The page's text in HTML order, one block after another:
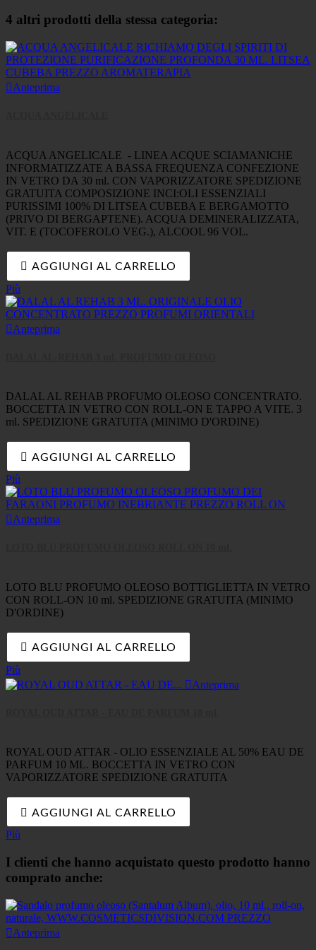
4 altri prodotti della stessa categoria:
Anteprima
ACQUA ANGELICALE - LINEA ACQUE SCIAMANICHE
INFORMATIZZATE A BASSA FREQUENZA CONFEZIONE
IN VETRO DA 30 ml. CON VAPORIZZATORE SPEDIZIONE
GRATUITA COMPOSIZIONE INCI:OLI ESSENZIALI
PURISSIMI 100% DI LITSEA CUBEBA E BERGAMOTTO
(PRIVO DI BERGAPTENE). ACQUA DEMINERALIZZATA,
VIT. E (TOCOFEROLO VEG.), ALCOOL 96 VOL.
AGGIUNGI AL CARRELLO
Più
Anteprima
DALAL AL REHAB PROFUMO OLEOSO CONCENTRATO.
BOCCETTA IN VETRO CON ROLL-ON E TAPPO A VITE. 3
ml. SPEDIZIONE GRATUITA (MINIMO D'ORDINE)
AGGIUNGI AL CARRELLO
Più
Anteprima
LOTO BLU PROFUMO OLEOSO BOTTIGLIETTA IN VETRO
CON ROLL-ON 10 ml. SPEDIZIONE GRATUITA (MINIMO
D'ORDINE)
AGGIUNGI AL CARRELLO
Più
Anteprima
ROYAL OUD ATTAR - OLIO ESSENZIALE AL 50% EAU DE
PARFUM 10 ML. BOCCETTA IN VETRO CON
VAPORIZZATORE SPEDIZIONE GRATUITA
AGGIUNGI AL CARRELLO
Più
I clienti che hanno acquistato questo prodotto hanno
comprato anche:
Anteprima